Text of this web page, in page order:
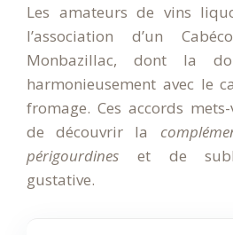
Les amateurs de vins
l’association d’un
Monbazillac, dont la
harmonieusement avec le
fromage. Ces accords
de découvrir la
périgourdines et de
gustative.